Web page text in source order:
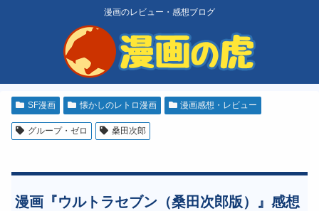
漫画のレビュー・感想ブログ
SF漫画 懐かしのレトロ漫画 漫画感想・レビュー
グループ・ゼロ 桑田次郎
漫画『ウルトラセブン（桑田次郎版）』感想